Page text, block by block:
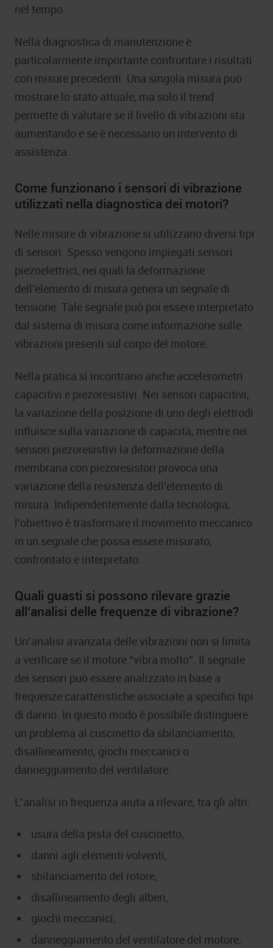
nel tempo.
Nella diagnostica di manutenzione è
particolarmente importante confrontare i risultati
con misure precedenti. Una singola misura può
mostrare lo stato attuale, ma solo il trend
permette di valutare se il livello di vibrazioni sta
aumentando e se è necessario un intervento di
assistenza.
Come funzionano i sensori di vibrazione
utilizzati nella diagnostica dei motori?
Nelle misure di vibrazione si utilizzano diversi tipi
di sensori. Spesso vengono impiegati sensori
piezoelettrici, nei quali la deformazione
dell’elemento di misura genera un segnale di
tensione. Tale segnale può poi essere interpretato
dal sistema di misura come informazione sulle
vibrazioni presenti sul corpo del motore.
Nella pratica si incontrano anche accelerometri
capacitivi e piezoresistivi. Nei sensori capacitivi,
la variazione della posizione di uno degli elettrodi
influisce sulla variazione di capacità, mentre nei
sensori piezoresistivi la deformazione della
membrana con piezoresistori provoca una
variazione della resistenza dell’elemento di
misura. Indipendentemente dalla tecnologia,
l’obiettivo è trasformare il movimento meccanico
in un segnale che possa essere misurato,
confrontato e interpretato.
Quali guasti si possono rilevare grazie
all’analisi delle frequenze di vibrazione?
Un’analisi avanzata delle vibrazioni non si limita
a verificare se il motore “vibra molto”. Il segnale
dei sensori può essere analizzato in base a
frequenze caratteristiche associate a specifici tipi
di danno. In questo modo è possibile distinguere
un problema al cuscinetto da sbilanciamento,
disallineamento, giochi meccanici o
danneggiamento del ventilatore.
L’analisi in frequenza aiuta a rilevare, tra gli altri:
usura della pista del cuscinetto,
danni agli elementi volventi,
sbilanciamento del rotore,
disallineamento degli alberi,
giochi meccanici,
danneggiamento del ventilatore del motore,